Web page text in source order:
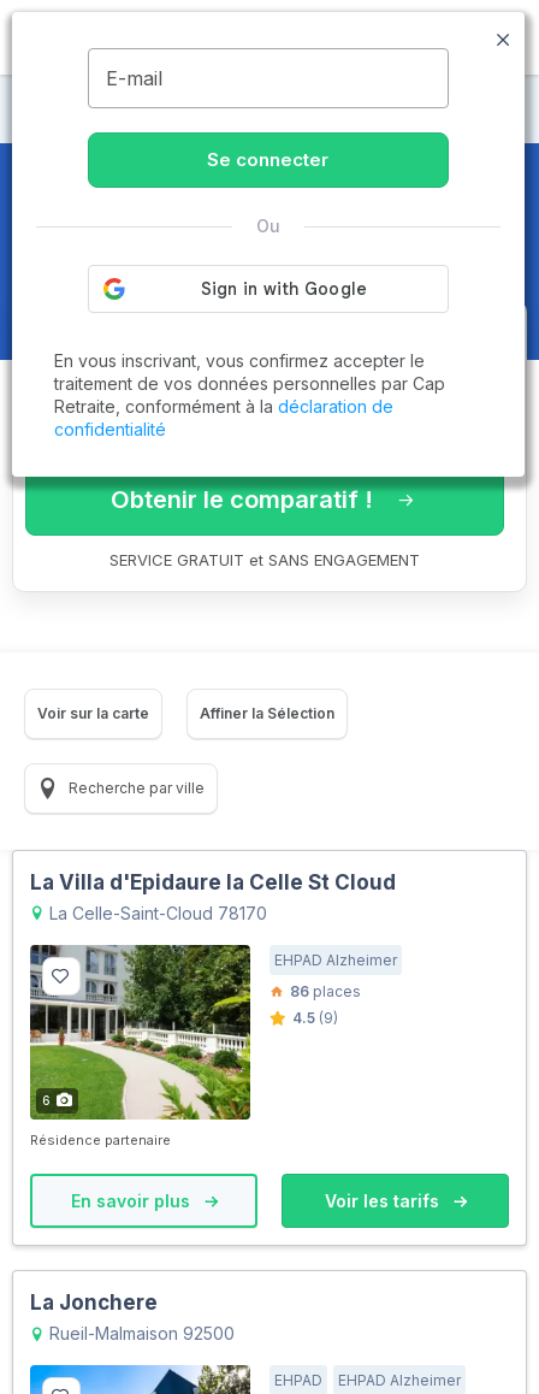
MENU
Maisons de retraite Yvelines
Maisons de retraite et EHPAD
Bougival (78380)
Obtenez le
comparatif des
établissementsadaptés à vos
critères en 3 minutes !
Obtenir le comparatif !
SERVICE GRATUIT et SANS ENGAGEMENT
Voir sur la carte Affiner la Sélection
Recherche par ville
La Villa d'Epidaure la Celle St Cloud
La Celle-Saint-Cloud 78170
6
EHPAD Alzheimer
86 places
4.5 (9)
Résidence partenaire
En savoir plus Voir les tarifs
La Jonchere
Rueil-Malmaison 92500
EHPAD
EHPAD Alzheimer
E-mail
Se connecter
Ou
En vous inscrivant, vous confirmez accepter le
traitement de vos données personnelles par Cap
Retraite, conformément à la déclaration de
confidentialité